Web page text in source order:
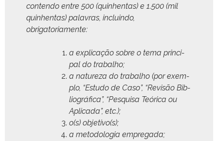
con­tendo entre 500 (quin­hen­tas) e 1.500 (mil
quin­hen­tas) palavras, incluin­do,
obrigatoriamente:
a expli­cação sobre o tema prin­ci­
pal do trabalho;
a natureza do tra­bal­ho (por exem­
p­lo, “Estu­do de Caso”, “Revisão Bib­
li­ográ­fi­ca”, “Pesquisa Teóri­ca ou
Apli­ca­da”, etc.);
o(s) objetivo(s);
a metodolo­gia empregada;